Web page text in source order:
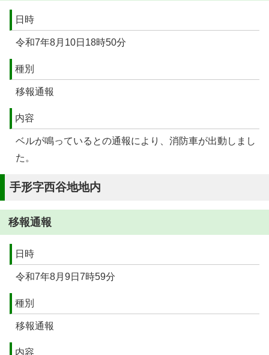
日時
令和7年8月10日18時50分
種別
移報通報
内容
ベルが鳴っているとの通報により、消防車が出動しまし
た。
手形字西谷地地内
移報通報
日時
令和7年8月9日7時59分
種別
移報通報
内容